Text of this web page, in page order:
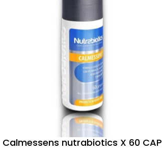
Calmessens nutrabiotics X 60 CAP